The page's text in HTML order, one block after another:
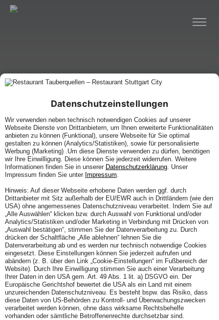
Datenschutzeinstellungen
Wir verwenden neben technisch notwendigen Cookies auf unserer
Webseite Dienste von Drittanbietern, um Ihnen erweiterte Funktionalitäten
anbieten zu können (Funktional), unsere Webseite für Sie optimal
gestalten zu können (Analytics/Statistiken), sowie für personalisierte
Werbung (Marketing) .Um diese Dienste verwenden zu dürfen, benötigen
wir Ihre Einwilligung. Diese können Sie jederzeit widerrufen. Weitere
Informationen finden Sie in unserer Datenschutzerklärung. Unser
Impressum finden Sie unter Impressum.
Hinweis: Auf dieser Webseite erhobene Daten werden ggf. durch
Drittanbieter mit Sitz außerhalb der EU/EWR auch in Drittländern (wie den
USA) ohne angemessenes Datenschutzniveau verarbeitet. Indem Sie auf
„Alle Auswählen“ klicken bzw. durch Auswahl von Funktional und/oder
Analytics/Statistiken und/oder Marketing in Verbindung mit Drücken von
„Auswahl bestätigen“, stimmen Sie der Datenverarbeitung zu. Durch
drücken der Schaltfläche „Alle ablehnen“ lehnen Sie die
Datenverarbeitung ab und es werden nur technisch notwendige Cookies
eingesetzt. Diese Einstellungen können Sie jederzeit aufrufen und
abändern (z. B. über den Link „Cookie-Einstellungen“ im Fußbereich der
Website). Durch Ihre Einwilligung stimmen Sie auch einer Verarbeitung
Ihrer Daten in den USA gem. Art. 49 Abs. 1 lit. a) DSGVO ein. Der
Europäische Gerichtshof bewertet die USA als ein Land mit einem
unzureichenden Datenschutzniveau. Es besteht bspw. das Risiko, dass
diese Daten von US-Behörden zu Kontroll- und Überwachungszwecken
verarbeitet werden können, ohne dass wirksame Rechtsbehelfe
vorhanden oder sämtliche Betroffenenrechte durchsetzbar sind.